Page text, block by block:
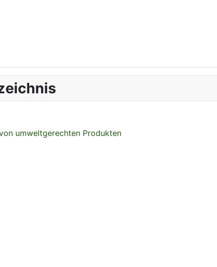
umweltgerechten Produkten